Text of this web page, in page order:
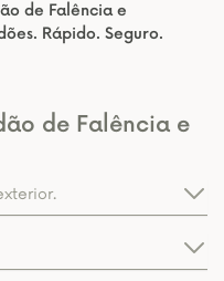
de Falência e
Rápido. Seguro.
de Falência e